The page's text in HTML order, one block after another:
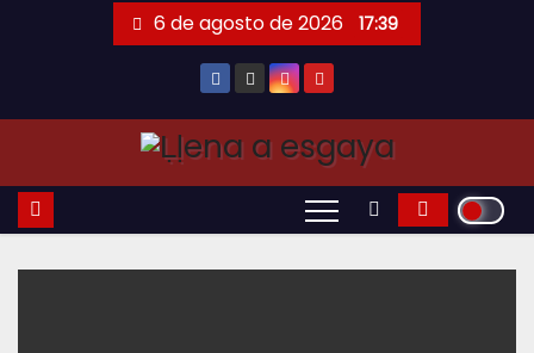
6 de agosto de 2026 17:39